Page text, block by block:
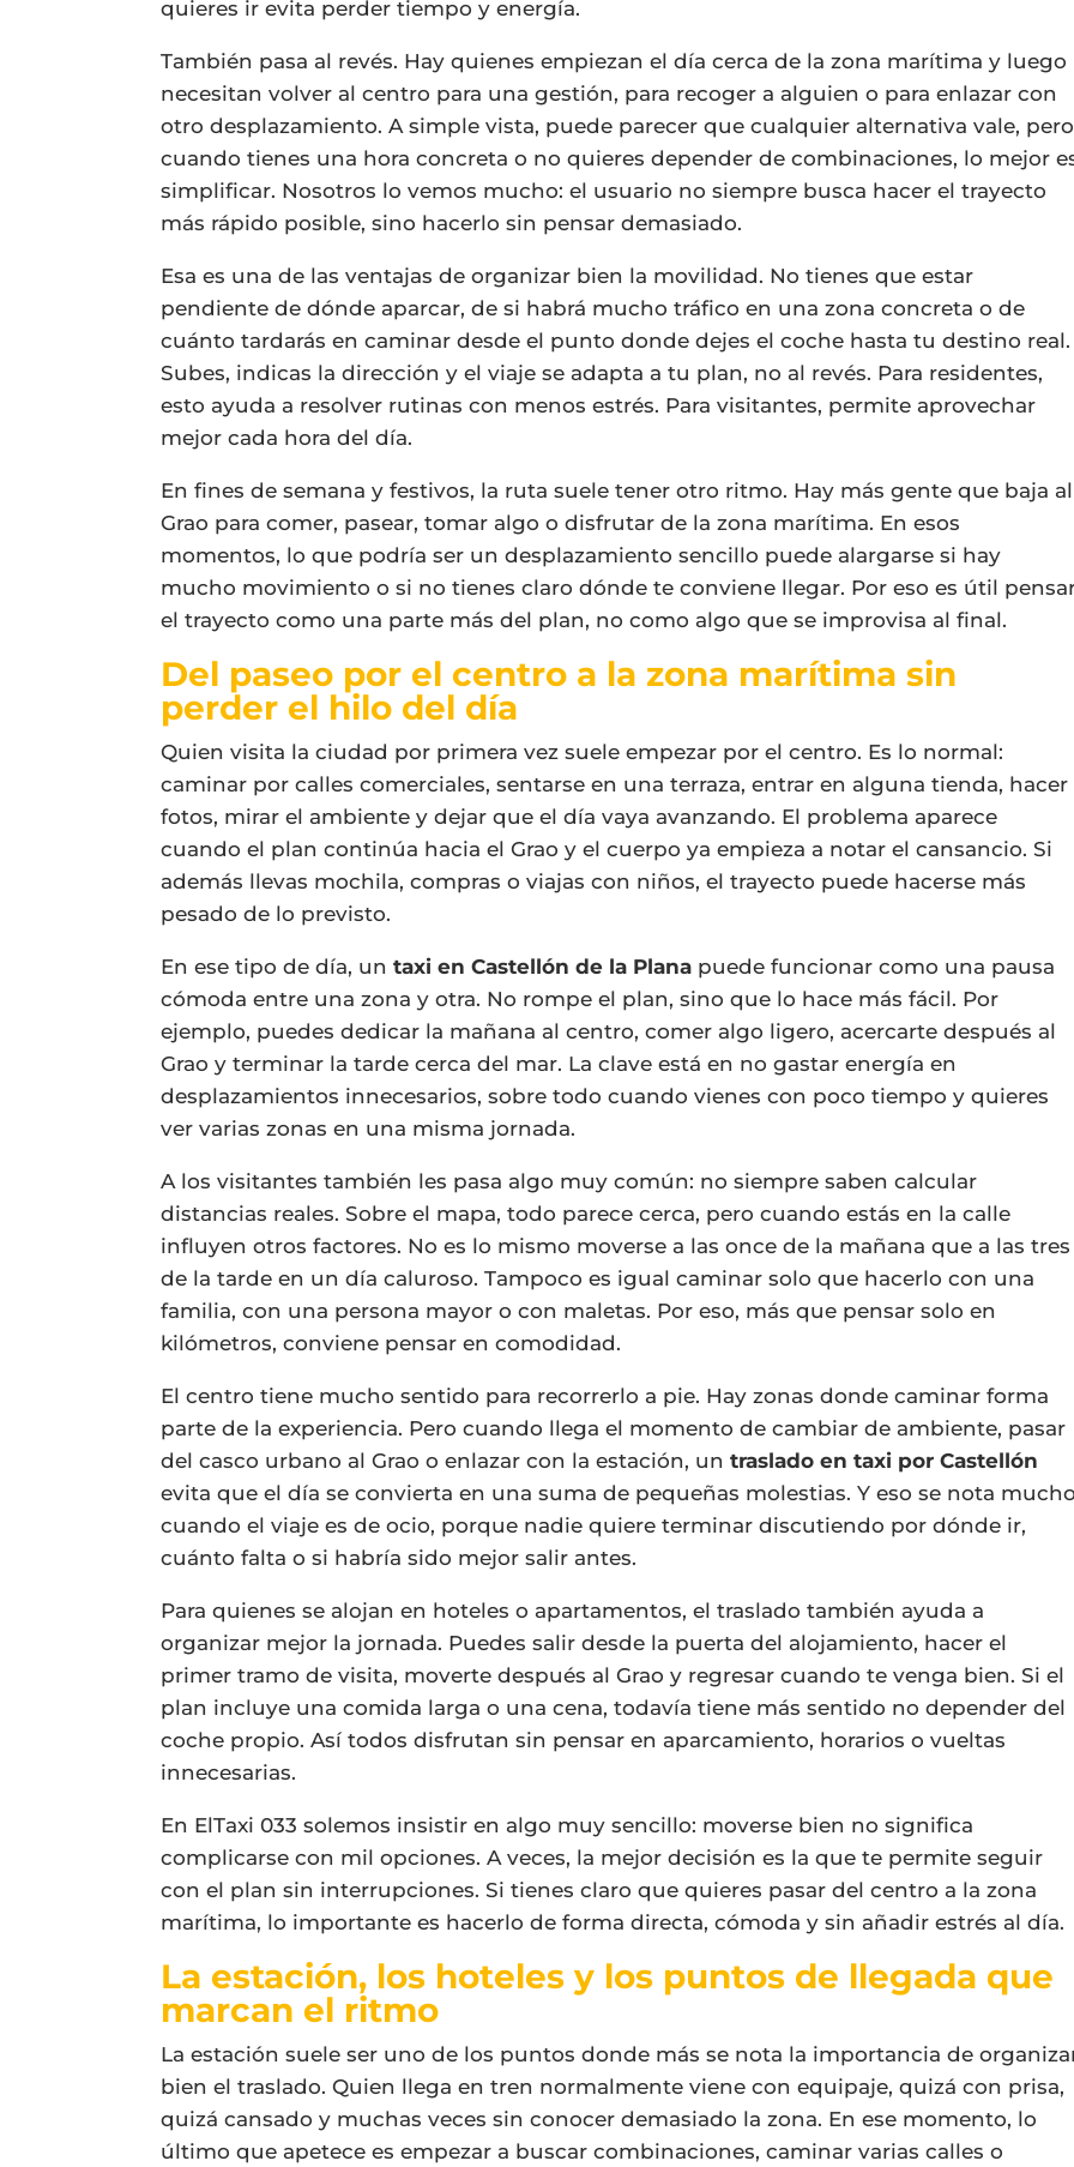
quieres ir evita perder tiempo y energía.
También pasa al revés. Hay quienes empiezan el día cerca de la zona marítima y luego
necesitan volver al centro para una gestión, para recoger a alguien o para enlazar con
otro desplazamiento. A simple vista, puede parecer que cualquier alternativa vale, pero
cuando tienes una hora concreta o no quieres depender de combinaciones, lo mejor
simplificar. Nosotros lo vemos mucho: el usuario no siempre busca hacer el trayecto
más rápido posible, sino hacerlo sin pensar demasiado.
Esa es una de las ventajas de organizar bien la movilidad. No tienes que estar
pendiente de dónde aparcar, de si habrá mucho tráfico en una zona concreta o de
cuánto tardarás en caminar desde el punto donde dejes el coche hasta tu destino real.
Subes, indicas la dirección y el viaje se adapta a tu plan, no al revés. Para residentes,
esto ayuda a resolver rutinas con menos estrés. Para visitantes, permite aprovechar
mejor cada hora del día.
En fines de semana y festivos, la ruta suele tener otro ritmo. Hay más gente que baja al
Grao para comer, pasear, tomar algo o disfrutar de la zona marítima. En esos
momentos, lo que podría ser un desplazamiento sencillo puede alargarse si hay
mucho movimiento o si no tienes claro dónde te conviene llegar. Por eso es útil
el trayecto como una parte más del plan, no como algo que se improvisa al final.
Del paseo por el centro a la zona marítima sin
perder el hilo del día
Quien visita la ciudad por primera vez suele empezar por el centro. Es lo normal:
caminar por calles comerciales, sentarse en una terraza, entrar en alguna tienda, hacer
fotos, mirar el ambiente y dejar que el día vaya avanzando. El problema aparece
cuando el plan continúa hacia el Grao y el cuerpo ya empieza a notar el cansancio. Si
además llevas mochila, compras o viajas con niños, el trayecto puede hacerse más
pesado de lo previsto.
En ese tipo de día, untaxi en Castellón de la Plana puede funcionar como una pausa
cómoda entre una zona y otra. No rompe el plan, sino que lo hace más fácil. Por
ejemplo, puedes dedicar la mañana al centro, comer algo ligero, acercarte después al
Grao y terminar la tarde cerca del mar. La clave está en no gastar energía en
desplazamientos innecesarios, sobre todo cuando vienes con poco tiempo y quieres
ver varias zonas en una misma jornada.
A los visitantes también les pasa algo muy común: no siempre saben calcular
distancias reales. Sobre el mapa, todo parece cerca, pero cuando estás en la calle
influyen otros factores. No es lo mismo moverse a las once de la mañana que a las tres
de la tarde en un día caluroso. Tampoco es igual caminar solo que hacerlo con una
familia, con una persona mayor o con maletas. Por eso, más que pensar solo en
kilómetros, conviene pensar en comodidad.
El centro tiene mucho sentido para recorrerlo a pie. Hay zonas donde caminar forma
parte de la experiencia. Pero cuando llega el momento de cambiar de ambiente, pasar
del casco urbano al Grao o enlazar con la estación, untraslado en taxi por Castellón
evita que el día se convierta en una suma de pequeñas molestias. Y eso se nota
cuando el viaje es de ocio, porque nadie quiere terminar discutiendo por dónde ir,
cuánto falta o si habría sido mejor salir antes.
Para quienes se alojan en hoteles o apartamentos, el traslado también ayuda a
organizar mejor la jornada. Puedes salir desde la puerta del alojamiento, hacer el
primer tramo de visita, moverte después al Grao y regresar cuando te venga bien. Si el
plan incluye una comida larga o una cena, todavía tiene más sentido no depender del
coche propio. Así todos disfrutan sin pensar en aparcamiento, horarios o vueltas
innecesarias.
En ElTaxi 033 solemos insistir en algo muy sencillo: moverse bien no significa
complicarse con mil opciones. A veces, la mejor decisión es la que te permite seguir
con el plan sin interrupciones. Si tienes claro que quieres pasar del centro a la zona
marítima, lo importante es hacerlo de forma directa, cómoda y sin añadir estrés al día.
La estación, los hoteles y los puntos de llegada que
marcan el ritmo
La estación suele ser uno de los puntos donde más se nota la importancia de
bien el traslado. Quien llega en tren normalmente viene con equipaje, quizá con prisa,
quizá cansado y muchas veces sin conocer demasiado la zona. En ese momento, lo
último que apetece es empezar a buscar combinaciones, caminar varias calles o